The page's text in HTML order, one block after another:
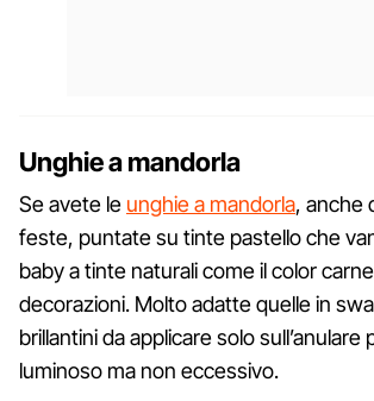
Unghie a mandorla
Se avete le unghie a mandorla, anche
feste, puntate su tinte pastello che
baby a tinte naturali come il color
decorazioni. Molto adatte quelle in
brillantini da applicare solo
luminoso ma non eccessivo.